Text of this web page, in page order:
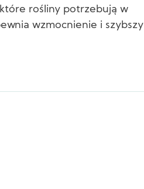
rośliny potrzebują w
wzmocnienie i szybszy